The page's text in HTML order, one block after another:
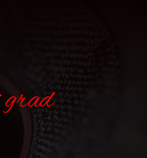
grad